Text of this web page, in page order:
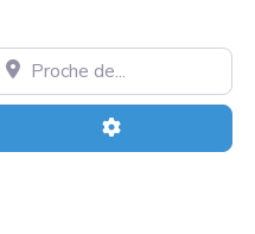
de…
Advanced